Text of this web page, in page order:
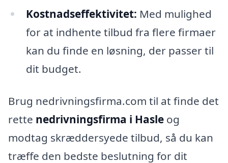
Kostnadseffektivitet: Med mulighed
for at indhente tilbud fra flere firmaer
kan du finde en løsning, der passer til
dit budget.
Brug nedrivningsfirma.com til at finde det
rette nedrivningsfirma i Hasle og
modtag skræddersyede tilbud, så du kan
træffe den bedste beslutning for dit